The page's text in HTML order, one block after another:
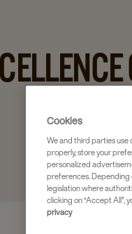
Cookies
We and third parties use
properly, store your
personalized
preferences. Depending
legislation where
clicking on “Accept All”,
privacy